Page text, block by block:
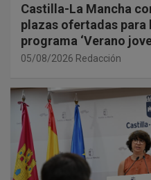
Castilla-La Mancha
plazas ofertadas para
programa ‘Verano
05/08/2026 Redacción